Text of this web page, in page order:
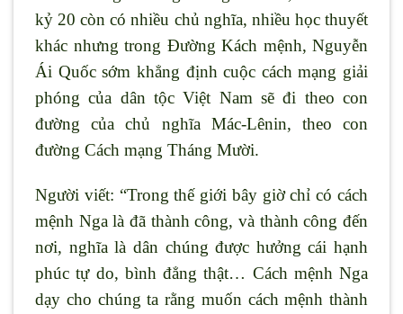
kỷ 20 còn có nhiều chủ nghĩa, nhiều học thuyết
khác nhưng trong Đường Kách mệnh, Nguyễn
Ái Quốc sớm khẳng định cuộc cách mạng giải
phóng của dân tộc Việt Nam sẽ đi theo con
đường của chủ nghĩa Mác-Lênin, theo con
đường Cách mạng Tháng Mười.
Người viết: “Trong thế giới bây giờ chỉ có cách
mệnh Nga là đã thành công, và thành công đến
nơi, nghĩa là dân chúng được hưởng cái hạnh
phúc tự do, bình đẳng thật… Cách mệnh Nga
dạy cho chúng ta rằng muốn cách mệnh thành